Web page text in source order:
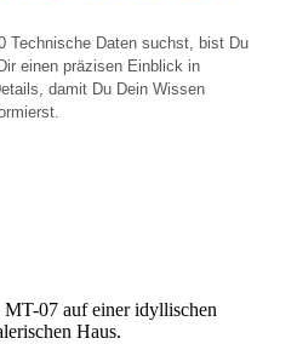
Technische Daten suchst, bist Du
einen präzisen Einblick in
damit Du Dein Wissen